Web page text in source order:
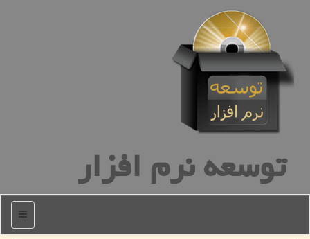
توسعه نرم افزار
منو